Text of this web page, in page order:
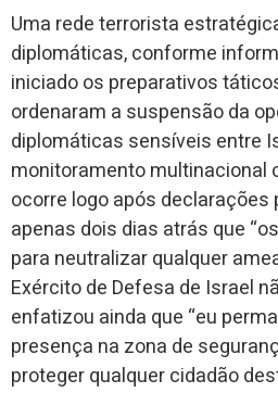
Uma rede terrorista
diplomáticas, conforme
iniciado os preparativos
ordenaram a suspensão da
diplomáticas sensíveis entre
monitoramento multinacional
ocorre logo após
apenas dois dias atrás que
para neutralizar qualquer
Exército de Defesa de Israel
enfatizou ainda que “eu
presença na zona de
proteger qualquer cidadão